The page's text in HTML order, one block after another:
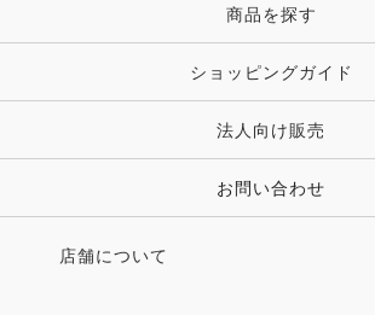
時計・財布・キーケース・革小物
キーホルダー・チャーム・ストラップ
その他 ファッション雑貨
ピン・ブローチ・コサージュ
その他 アクセサリー
商品を探す
ショッピングガイド
法人向け販売
お問い合わせ
店舗について